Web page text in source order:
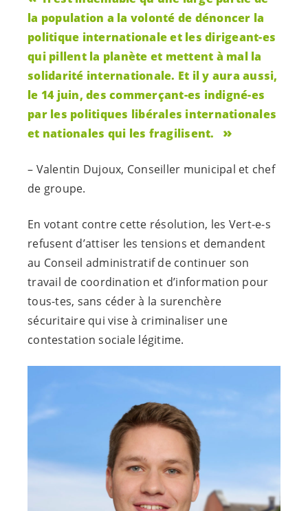
la population a la volonté de dénoncer la
politique internationale et les dirigeant-es
qui pillent la planète et mettent à mal la
solidarité internationale. Et il y aura aussi,
le 14 juin, des commerçant-es indigné-es
par les politiques libérales internationales
et nationales qui les fragilisent.
– Valentin Dujoux, Conseiller municipal et chef
de groupe.
En votant contre cette résolution, les Vert-e-s
refusent d’attiser les tensions et demandent
au Conseil administratif de continuer son
travail de coordination et d’information pour
tous-tes, sans céder à la surenchère
sécuritaire qui vise à criminaliser une
contestation sociale légitime.